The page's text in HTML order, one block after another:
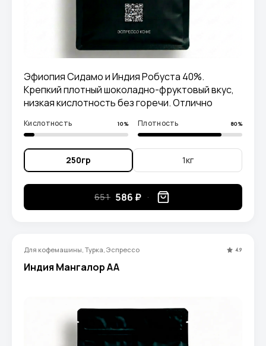
Эфиопия Сидамо и Индия Робуста 40%.
Крепкий плотный шоколадно-фруктовый вкус,
низкая кислотность без горечи. Отлично
Кислотность 10% Плотность 80%
250гр 1кг
651 586 ₽
Для кофемашины, Турка, Эспрессо 4.9
Индия Мангалор AA